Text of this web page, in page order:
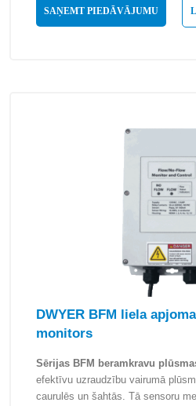
SAŅEMT PIEDĀVĀJUMU
DWYER BFM liela
monitors
Sērijas BFM beramkravu
efektīvu uzraudzību vairumā
caurulēs un šahtās. Tā sensoru